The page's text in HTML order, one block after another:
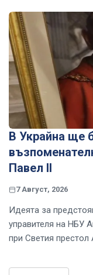
В Украйна ще
Павел II
7 Август, 2026
Идеята за
управителя на НБУ
при Светия